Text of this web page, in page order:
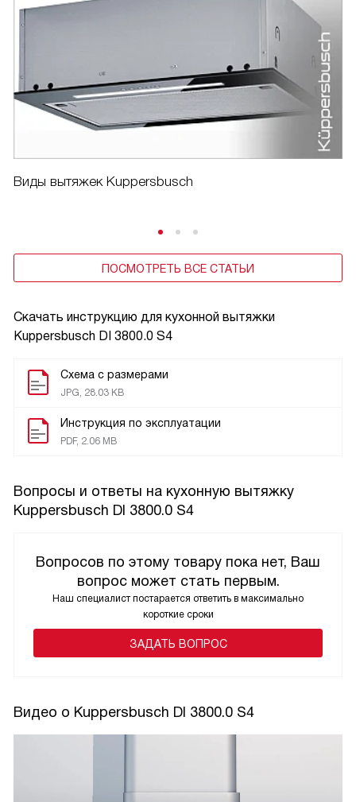
Скачать инструкцию для кухонной вытяжки
Kuppersbusch DI 3800.0 S4
Схема с размерами
JPG, 28.03 KB
Инструкция по эксплуатации
PDF, 2.06 MB
Виды вытяжек Kuppersbusch
ПОСМОТРЕТЬ ВСЕ СТАТЬИ
Вопросы и ответы на кухонную вытяжку
Kuppersbusch DI 3800.0 S4
Вопросов по этому товару пока нет, Ваш
вопрос может стать первым.
Наш специалист постарается ответить в максимально
короткие сроки
ЗАДАТЬ ВОПРОС
Видео о Kuppersbusch DI 3800.0 S4